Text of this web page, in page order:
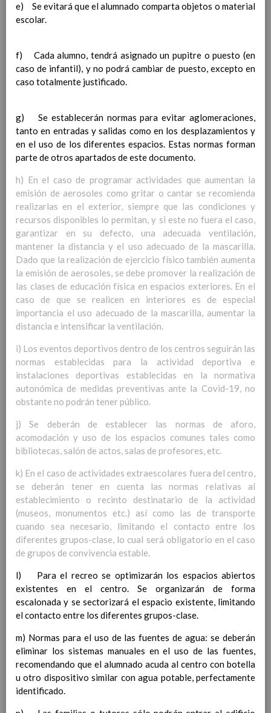
EducaciÃ³n Infantil (Segundo Ciclo)
Ãreas Curriculares
InterrelaciÃ³n de las inteligencias
mÃºltiples con los objetivos generales
ProgramaciÃ³n y relaciÃ³n de los
elementos curriculares del 2Âº ciclo de
e. Infantil
15 noviembre 2019
EvaluaciÃ³n 15 noviembre 2019
educativo
AtenciÃ³n a la diversidad
Proyecto curricular de ReligiÃ³n
CatÃ³lica en Segundo Ciclo de Infantil
ConcreciÃ³n curricular para la
etapa
Ãrea III: Lenguajes:
comunicaciÃ³n y
representaciÃ³n
Ãrea II: Conocimiento del
medio
Ãrea I: Conocimiento de sÃ­
mismo y autonomÃ­a
personal
15 noviembre 2019
MetodologÃ­a 15 noviembre 2019
Recursos
CoordinaciÃ³n y concreciÃ³n curricular
Objetivos de la etapa
Ãrea de Lengua Castellana y
Objetivos del Ã¡rea
ContribuciÃ³n del Ã¡rea a
las competencias clave
ConcreciÃ³n curricular
para la etapa. Perfiles de
Ã¡rea y de
Ãrea de MatemÃ¡ticas
Objetivos del Ã¡rea
ContribuciÃ³n del Ã¡rea a
las competencias clave
para la etapa. Perfiles de
Ã¡rea y de
competencias
En revisiÃ³n
Ãrea de Lengua Extranjera
e) Se evitará que el alumnado comparta objetos o material
escolar.
f) Cada alumno, tendrá asignado un pupitre o puesto (en
caso de infantil), y no podrá cambiar de puesto, excepto en
caso totalmente justificado.
g) Se establecerán normas para evitar aglomeraciones,
tanto en entradas y salidas como en los desplazamientos y
en el uso de los diferentes espacios. Estas normas forman
parte de otros apartados de este documento.
h) En el caso de programar actividades que aumentan la
emisión de aerosoles como gritar o cantar se recomienda
realizarlas en el exterior, siempre que las condiciones y
recursos disponibles lo permitan, y si este no fuera el caso,
garantizar en su defecto, una adecuada ventilación,
mantener la distancia y el uso adecuado de la mascarilla.
Dado que la realización de ejercicio físico también aumenta
la emisión de aerosoles, se debe promover la realización de
las clases de educación física en espacios exteriores. En el
caso de que se realicen en interiores es de especial
importancia el uso adecuado de la mascarilla, aumentar la
distancia e intensificar la ventilación.
i) Los eventos deportivos dentro de los centros seguirán las
normas establecidas para la actividad deportiva e
instalaciones deportivas establecidas en la normativa
autonómica de medidas preventivas ante la Covid-19, no
obstante no podrán tener público.
j) Se deberán de establecer las normas de aforo,
acomodación y uso de los espacios comunes tales como
bibliotecas, salón de actos, salas de profesores, etc.
k) En el caso de actividades extraescolares fuera del centro,
se deberán tener en cuenta las normas relativas al
establecimiento o recinto destinatario de la actividad
(museos, monumentos etc.) así como las de transporte
cuando sea necesario, limitando el contacto entre los
diferentes grupos-clase, lo cual será obligatorio en el caso
de grupos de convivencia estable.
l) Para el recreo se optimizarán los espacios abiertos
existentes en el centro. Se organizarán de forma
escalonada y se sectorizará el espacio existente, limitando
el contacto entre los diferentes grupos-clase.
m) Normas para el uso de las fuentes de agua: se deberán
eliminar los sistemas manuales en el uso de las fuentes,
recomendando que el alumnado acuda al centro con botella
u otro dispositivo similar con agua potable, perfectamente
identificado.